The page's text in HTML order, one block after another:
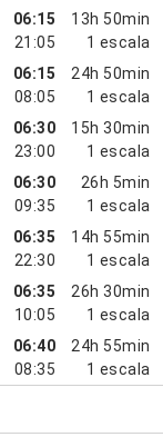
06:15
21:05
13h 50min
1 escala
06:15
08:05
24h 50min
1 escala
06:30
23:00
15h 30min
1 escala
06:30
09:35
26h 5min
1 escala
06:35
22:30
14h 55min
1 escala
06:35
10:05
26h 30min
1 escala
06:40
08:35
24h 55min
1 escala